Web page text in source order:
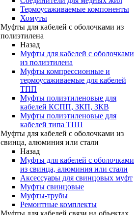
Термоусаживаемые компоненты
Хомуты
Муфты для кабелей с оболочками из
полиэтилена
Назад
Муфты для кабелей с оболочками
из полиэтилена
Муфты компрессионные и
термоусаживаемые для кабелей
ТПП
Муфты полиэтиленовые для
кабелей КСПП, ЗКП, ЗКВ
Муфты полиэтиленовые для
кабелей типа ТПП
Муфты для кабелей с оболочками из
свинца, алюминия или стали
Назад
Муфты для кабелей с оболочками
из свинца, алюминия или стали
Аксессуары для свинцовых муфт
Муфты свинцовые
Муфты-трубы
Ремонтные комплекты
Муфты для кабелей связи на объектах